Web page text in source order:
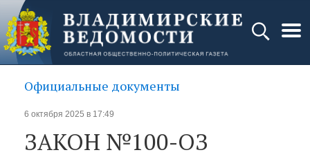
Официальные документы
6 октября 2025 в 17:49
ЗАКОН №100-ОЗ